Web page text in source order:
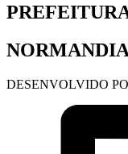
NORMANDIA
DESENVOLVIDO